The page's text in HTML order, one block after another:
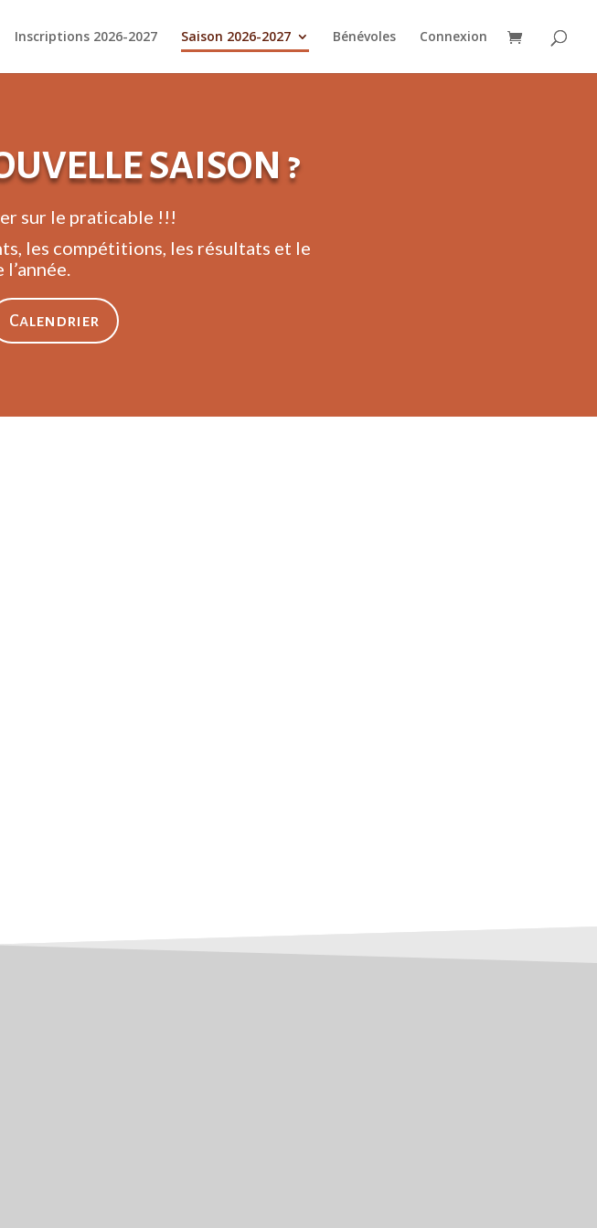
Inscriptions 2026-2027 Saison 2026-2027 Bénévoles Connexion
SAISON ?
sur le praticable !!!
les compétitions, les résultats et le
Calendrier